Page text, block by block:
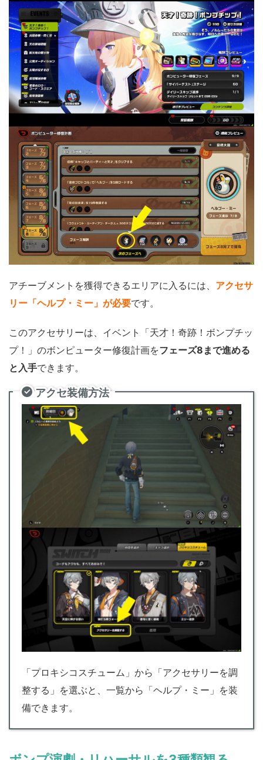
アチーブメントを獲得できるエリアに入るには、 アクセサ
リー「ヘルプ・ミー」が必要です。
このアクセサリーは、イベント「天才！奇跡！ボンプチッ
プ！」のボンピューター修復計画をフェーズ8まで進める
と入手できます。
アクセ装備方法
「プロキシコスチューム」から「アクセサリーを調
整する」を選ぶと、一覧から「ヘルプ・ミー」を装
備できます。